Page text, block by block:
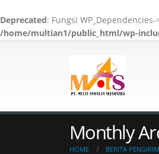
Deprecated: Fungsi
/home/multian1/public_html/wp-
Monthly
HOME BERITA